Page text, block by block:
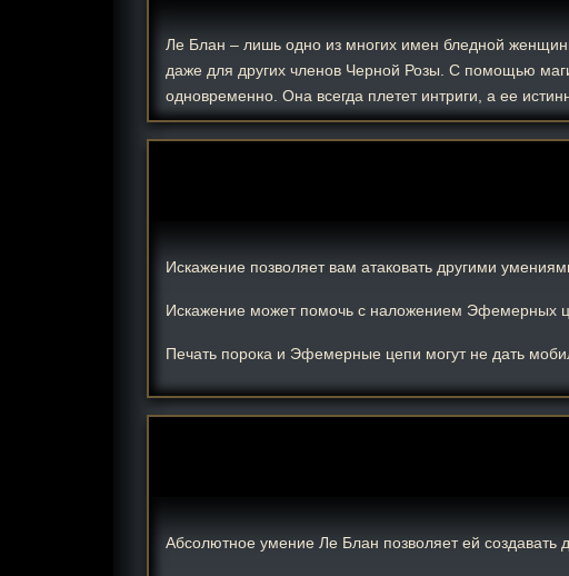
Ле Блан – лишь одно из многих имен бледной
даже для других членов Черной Розы. С помощью
одновременно. Она всегда плетет интриги, а ее
Искажение позволяет вам атаковать другими
Искажение может помочь с наложением Эфемерных
Печать порока и Эфемерные цепи могут не дать
Абсолютное умение Ле Блан позволяет ей создавать